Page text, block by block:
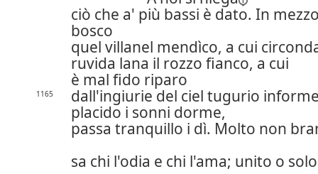
ciò che a' più bassi è dato. In
bosco
quel villanel mendìco, a cui
ruvida lana il rozzo fianco, a cui
è mal fido riparo
1165
dall'ingiurie del ciel tugurio
placido i sonni dorme,
passa tranquillo i dì. Molto non
sa chi l'odia e chi l'ama; unito o solo